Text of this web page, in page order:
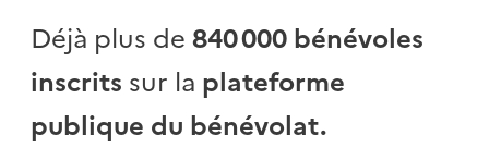
Déjà plus de840 000 bénévoles
inscrits sur la plateforme
publique du bénévolat.